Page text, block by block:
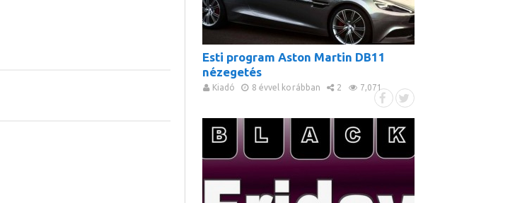
Esti program Aston Martin DB11
nézegetés
Kiadó 8 évvel korábban 2 7,071